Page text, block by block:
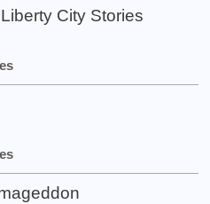
City Stories